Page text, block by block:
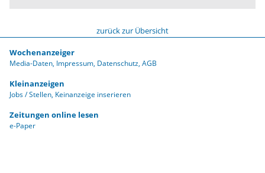
zurück zur Übersicht
Wochenanzeiger
Media-Daten Impressum Datenschutz AGB
Kleinanzeigen
Jobs / Stellen Keinanzeige inserieren
Zeitungen online lesen
e-Paper